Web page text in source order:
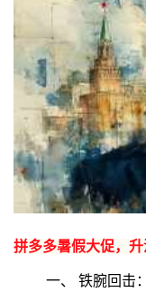
拼多多暑假大促，
一、 铁腕回击